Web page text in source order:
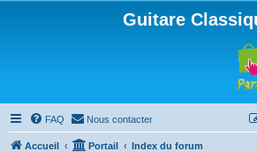
Guitare
FAQ Nous contacter
Accueil Portail Index du forum